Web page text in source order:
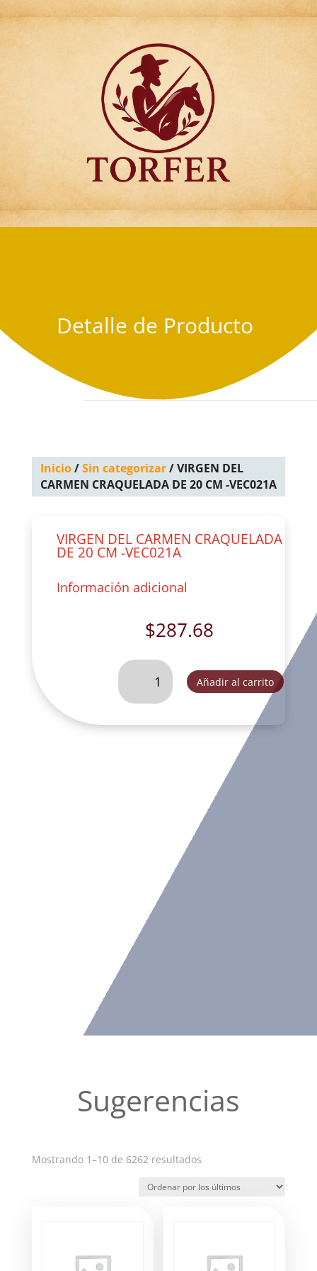
Articulos para
Regalo Torfer.
Detalle de Producto
Inicio/Sin categorizar/ VIRGEN DEL
CARMEN CRAQUELADA DE 20 CM -VEC021A
VIRGEN DEL CARMEN CRAQUELADA
DE 20 CM -VEC021A
Información adicional
$287.68
VIRGEN
CARMEN
DE
Añadir al carrito
Sugerencias
Mostrando 1–10 de 6262 resultadosOrdenado
los